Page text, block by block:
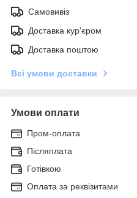
Самовивіз
Доставка кур'єром
Доставка поштою
Всі умови доставки
Умови оплати
Пром-оплата
Післяплата
Готівкою
Оплата за реквізитами